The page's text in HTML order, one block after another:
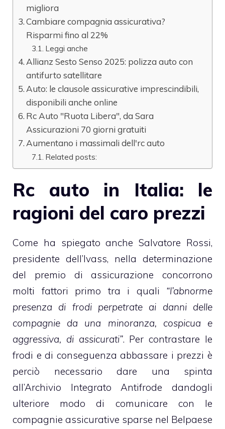
migliora
Cambiare compagnia assicurativa?
Risparmi fino al 22%
Leggi anche
Allianz Sesto Senso 2025: polizza auto con
antifurto satellitare
Auto: le clausole assicurative imprescindibili,
disponibili anche online
Rc Auto "Ruota Libera", da Sara
Assicurazioni 70 giorni gratuiti
Aumentano i massimali dell'rc auto
Related posts:
Rc auto in Italia: le
ragioni del caro prezzi
Come ha spiegato anche Salvatore Rossi,
presidente dell’Ivass, nella determinazione
del premio di assicurazione concorrono
molti fattori primo tra i quali “l’abnorme
presenza di frodi perpetrate ai danni delle
compagnie da una minoranza, cospicua e
aggressiva, di assicurati”. Per contrastare le
frodi e di conseguenza abbassare i prezzi è
perciò necessario dare una spinta
all’Archivio Integrato Antifrode dandogli
ulteriore modo di comunicare con le
compagnie assicurative sparse nel Belpaese